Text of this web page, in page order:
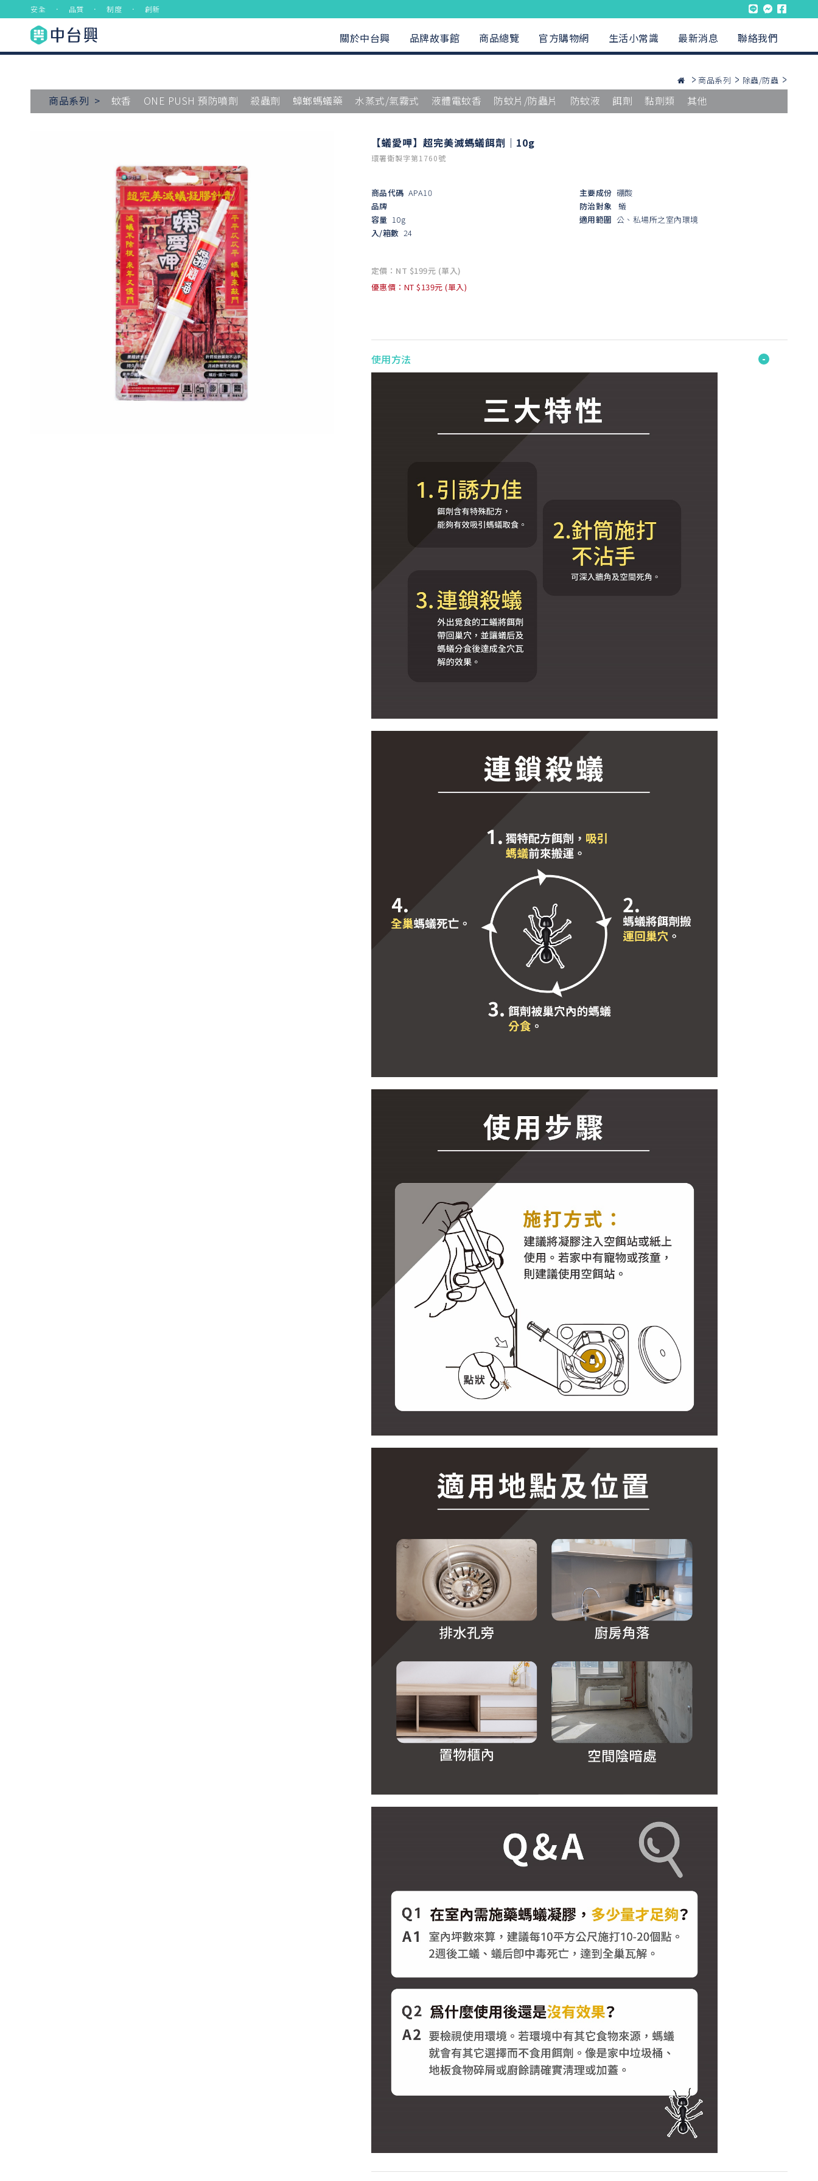
安全 ． 品質 ． 制度 ． 創新
關於中台興 品牌故事館 商品總覽 官方購物網 生活小常識 最新消息 聯絡我們
商品系列 除蟲/防蟲
商品系列 > 蚊香 ONE PUSH 預防噴劑 殺蟲劑 蟑螂螞蟻藥 水蒸式/氣霧式 液體電蚊香 防蚊片/防蟲片 防蚊液 餌劑 黏劑類 其他
【蟻愛呷】超完美滅螞蟻餌劑｜10g
環署衛製字第1760號
商品代碼 APA10
品牌
容量 10g
入/箱數 24
主要成份 硼酸
防治對象
蟻
適用範圍 公、私場所之室內環境
定價：NT $199元 (單入)
優惠價：NT $139元 (單入)
使用方法